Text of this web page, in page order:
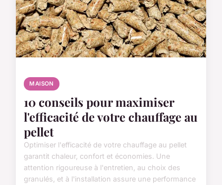
MAISON
10 conseils pour maximiser
l'efficacité de votre chauffage au
pellet
Optimiser l'efficacité de votre chauffage au pellet
garantit chaleur, confort et économies. Une
attention rigoureuse à l'entretien, au choix des
granulés, et à l'installation assure une performance